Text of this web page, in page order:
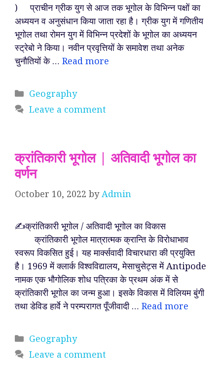
) प्राचीन ग्रीक युग से आज तक भूगोल के विभिन्न पक्षों का
अध्ययन व अनुसंधान किया जाता रहा है। ग्रीक युग में गणितीय
भूगोल तथा रोमन युग में विभिन्न प्रदेशों के भूगोल का अध्ययन
स्ट्रेबो ने किया। नवीन प्रवृत्तियों के समावेश तथा अनेक
चुनौतियों के … Read more
Categories
Geography
Leave a comment
क्रांतिकारी भूगोल | अतिवादी भूगोल का
वर्णन
October 10, 2022 byAdmin
✍️क्रांतिकारी भूगोल / अतिवादी भूगोल का विकास
क्रांतिकारी भूगोल मात्रात्मक क्रान्ति के विरोधाभाव
स्वरूप विकसित हुई। यह मार्क्सवादी विचारधारा की प्रयुक्ति
है। 1969 में क्लार्क विश्वविद्यालय, मेसाचुसेट्स में Antipode
नामक एक भौगोलिक शोध पत्रिका के प्रथम अंक में से
क्रांतिकारी भूगोल का जन्म हुआ। इसके विकास में विलियम बुंगी
तथा डेविड हार्वे ने परम्परागत पूँजीवादी … Read more
Categories
Geography
Leave a comment